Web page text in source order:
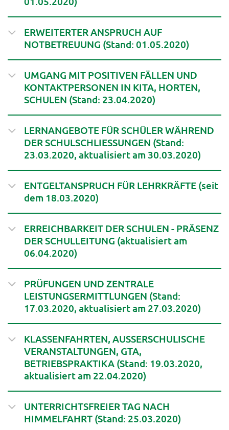
ERWEITERTER ANSPRUCH AUF
NOTBETREUUNG (Stand: 01.05.2020)
UMGANG MIT POSITIVEN FÄLLEN UND
KONTAKTPERSONEN IN KITA, HORTEN,
SCHULEN (Stand: 23.04.2020)
LERNANGEBOTE FÜR SCHÜLER WÄHREND
DER SCHULSCHLIESSUNGEN (Stand:
23.03.2020, aktualisiert am 30.03.2020)
ENTGELTANSPRUCH FÜR LEHRKRÄFTE (seit
dem 18.03.2020)
ERREICHBARKEIT DER SCHULEN - PRÄSENZ
DER SCHULLEITUNG (aktualisiert am
06.04.2020)
PRÜFUNGEN UND ZENTRALE
LEISTUNGSERMITTLUNGEN (Stand:
17.03.2020, aktualisiert am 27.03.2020)
KLASSENFAHRTEN, AUSSERSCHULISCHE
VERANSTALTUNGEN, GTA,
BETRIEBSPRAKTIKA (Stand: 19.03.2020,
aktualisiert am 22.04.2020)
UNTERRICHTSFREIER TAG NACH
HIMMELFAHRT (Stand: 25.03.2020)